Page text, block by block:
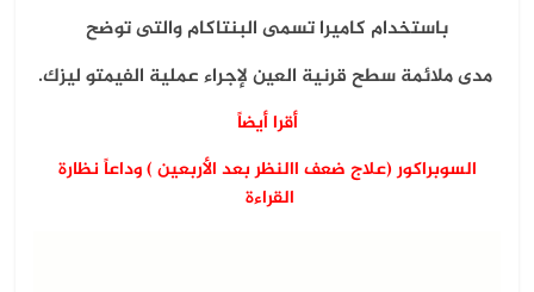
باستخدام كاميرا تسمى البنتاكام والتى توضح
مدى ملائمة سطح قرنية العين لإجراء عملية الفيمتو ليزك.
أقرا أيضاً
السوبراكور (علاج ضعف االنظر بعد الأربعين ) وداعاً نظارة
القراءة